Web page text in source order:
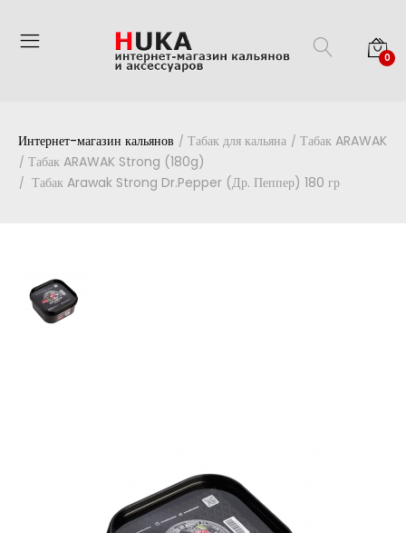
0
Интернет-магазин кальянов Табак для кальяна
Табак ARAWAK
Табак ARAWAK Strong (180g)
Табак Arawak Strong Dr.Pepper (Др. Пеппер) 180 гр